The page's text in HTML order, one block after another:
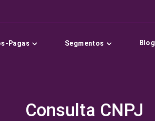
Pagas Segmentos Blog
Consulta CNPJ